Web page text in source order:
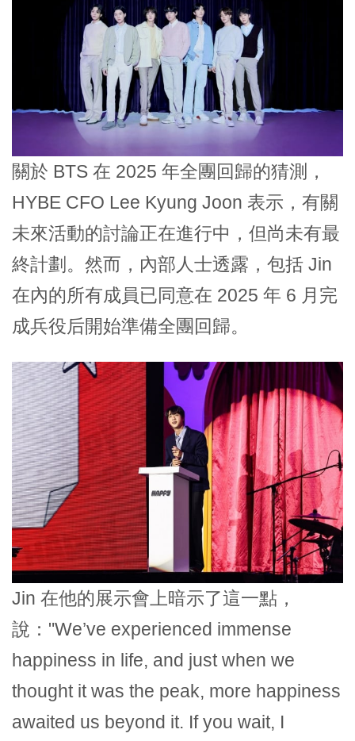
關於 BTS 在 2025 年全團回歸的猜測，
HYBE CFO Lee Kyung Joon 表示，有關
未來活動的討論正在進行中，但尚未有最
終計劃。然而，內部人士透露，包括 Jin
在內的所有成員已同意在 2025 年 6 月完
成兵役后開始準備全團回歸。
Jin 在他的展示會上暗示了這一點，
說："We’ve experienced immense
happiness in life, and just when we
thought it was the peak, more happiness
awaited us beyond it. If you wait, I